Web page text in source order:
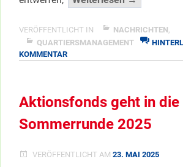
für
2025!”
VERÖFFENTLICHT IN NACHRICHTEN,
QUARTIERSMANAGEMENT
KOMMENTARZU
AKTIONSFONDSPROJEKTE
Aktionsfonds geht in die
Sommerrunde 2025
VERÖFFENTLICHT AM 23. MAI 2025